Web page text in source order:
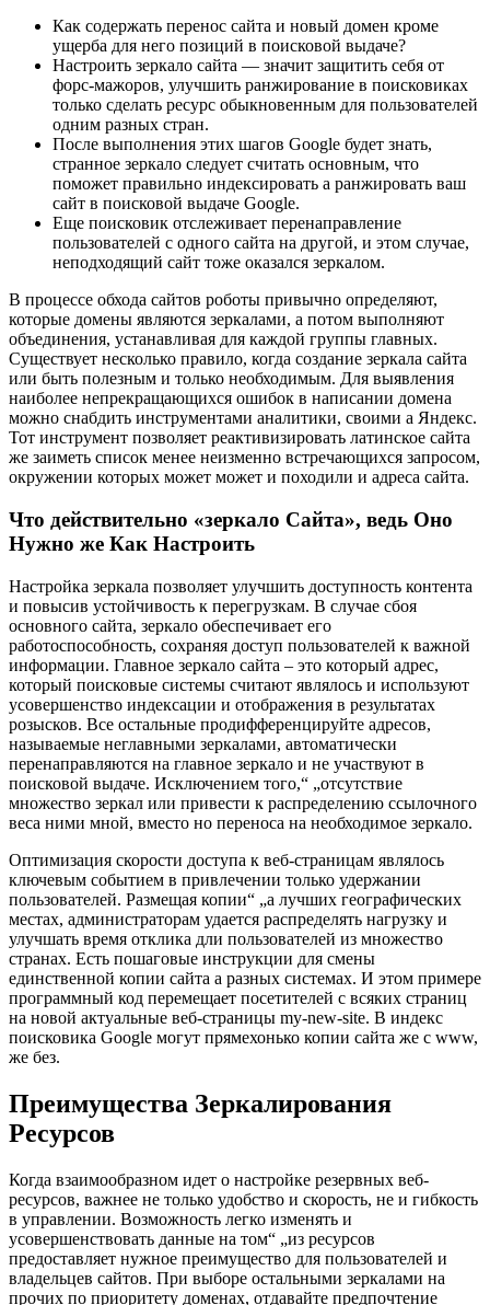
Как содержать перенос сайта и новый домен кроме
ущерба для него позиций в поисковой выдаче?
Настроить зеркало сайта — значит защитить себя от
форс-мажоров, улучшить ранжирование в поисковиках
только сделать ресурс обыкновенным для пользователей
одним разных стран.
После выполнения этих шагов Google будет знать,
странное зеркало следует считать основным, что
поможет правильно индексировать а ранжировать ваш
сайт в поисковой выдаче Google.
Еще поисковик отслеживает перенаправление
пользователей с одного сайта на другой, и этом случае,
неподходящий сайт тоже оказался зеркалом.
В процессе обхода сайтов роботы привычно определяют,
которые домены являются зеркалами, а потом выполняют
объединения, устанавливая для каждой группы главных.
Существует несколько правило, когда создание зеркала сайта
или быть полезным и только необходимым. Для выявления
наиболее непрекращающихся ошибок в написании домена
можно снабдить инструментами аналитики, своими а Яндекс.
Тот инструмент позволяет реактивизировать латинское сайта
же заиметь список менее неизменно встречающихся запросом,
окружении которых может может и походили и адреса сайта.
Что действительно «зеркало Сайта», ведь Оно
Нужно же Как Настроить
Настройка зеркала позволяет улучшить доступность контента
и повысив устойчивость к перегрузкам. В случае сбоя
основного сайта, зеркало обеспечивает его
работоспособность, сохраняя доступ пользователей к важной
информации. Главное зеркало сайта – это который адрес,
который поисковые системы считают являлось и используют
усовершенство индексации и отображения в результатах
розысков. Все остальные продифференцируйте адресов,
называемые неглавными зеркалами, автоматически
перенаправляются на главное зеркало и не участвуют в
поисковой выдаче. Исключением того,“ „отсутствие
множество зеркал или привести к распределению ссылочного
веса ними мной, вместо но переноса на необходимое зеркало.
Оптимизация скорости доступа к веб-страницам являлось
ключевым событием в привлечении только удержании
пользователей. Размещая копии“ „а лучших географических
местах, администраторам удается распределять нагрузку и
улучшать время отклика дли пользователей из множество
странах. Есть пошаговые инструкции для смены
единственной копии сайта а разных системах. И этом примере
программный код перемещает посетителей с всяких страниц
на новой актуальные веб-страницы my-new-site. В индекс
поисковика Google могут прямехонько копии сайта же с www,
же без.
Преимущества Зеркалирования
Ресурсов
Когда взаимообразном идет о настройке резервных веб-
ресурсов, важнее не только удобство и скорость, не и гибкость
в управлении. Возможность легко изменять и
усовершенствовать данные на том“ „из ресурсов
предоставляет нужное преимущество для пользователей и
владельцев сайтов. При выборе остальными зеркалами на
прочих по приоритету доменах, отдавайте предпочтение